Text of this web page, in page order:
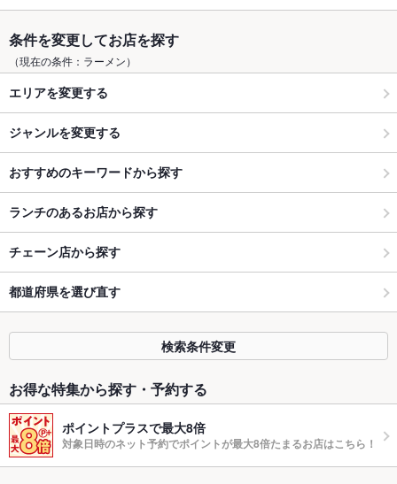
条件を変更してお店を探す
（現在の条件：ラーメン）
エリアを変更する
ジャンルを変更する
おすすめのキーワードから探す
ランチのあるお店から探す
チェーン店から探す
都道府県を選び直す
検索条件変更
お得な特集から探す・予約する
ポイントプラスで最大8倍
対象日時のネット予約でポイントが最大8倍たまるお店はこちら！